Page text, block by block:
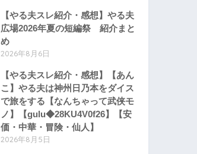
【やる夫スレ紹介・感想】やる夫
広場2026年夏の短編祭 紹介まと
め
2026年8月6日
【やる夫スレ紹介・感想】【あん
こ】やる夫は神州日乃本をダイス
で旅をする【なんちゃって武侠モ
ノ】【gulu◆28KU4V0f26】【安
価・中華・冒険・仙人】
2026年8月5日